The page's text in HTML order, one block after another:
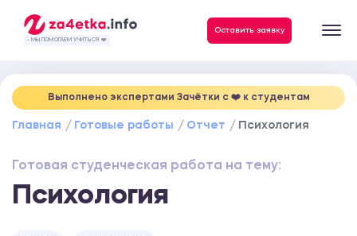
- МЫ ПОМОГАЕМ УЧИТЬСЯ ❤️
Оставить заявку
Выполнено экспертами Зачётки c ❤️ к студентам
Главная Готовые работы Отчет Психология
Готовая студенческая работа на тему:
Психология